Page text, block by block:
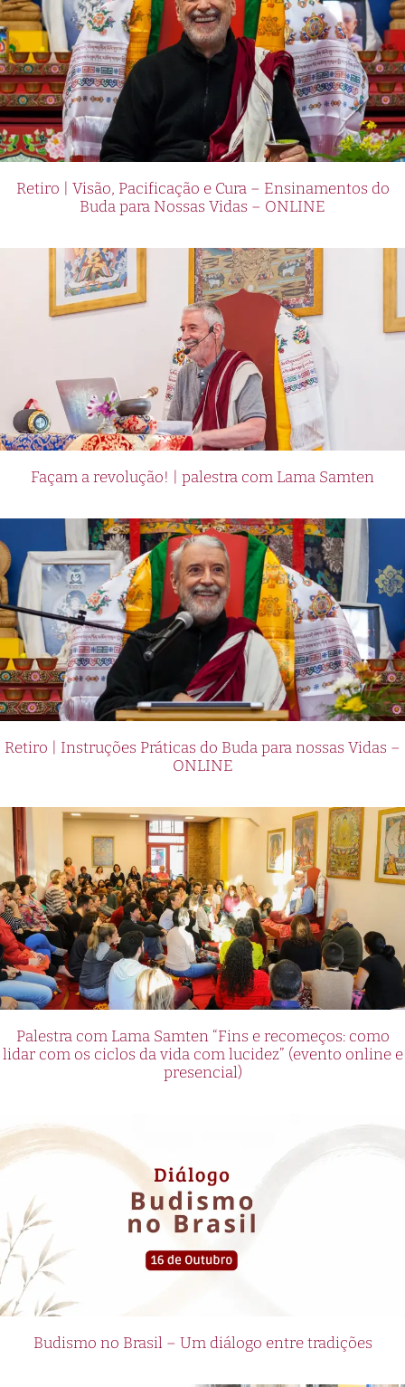
Retiro | Visão, Pacificação e Cura – Ensinamentos do
Buda para Nossas Vidas – ONLINE
Façam a revolução! | palestra com Lama Samten
Retiro | Instruções Práticas do Buda para nossas Vidas –
ONLINE
Palestra com Lama Samten “Fins e recomeços: como
lidar com os ciclos da vida com lucidez” (evento online e
presencial)
Budismo no Brasil – Um diálogo entre tradições